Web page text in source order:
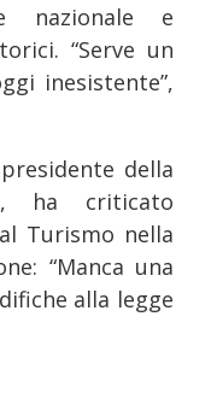
nazionale e
“Serve un
inesistente”,
della
ha criticato
al Turismo nella
“Manca una
alla legge